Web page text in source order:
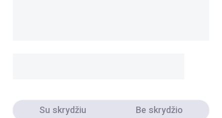
Su skrydžiu Be skrydžio